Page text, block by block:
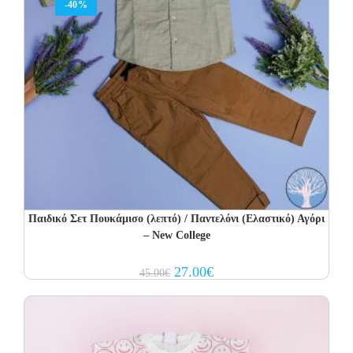
-40%
Παιδικό Σετ Πουκάμισο (λεπτό) / Παντελόνι (Ελαστικό) Αγόρι
– New College
45.00€ Original
price
27.00€Current
price